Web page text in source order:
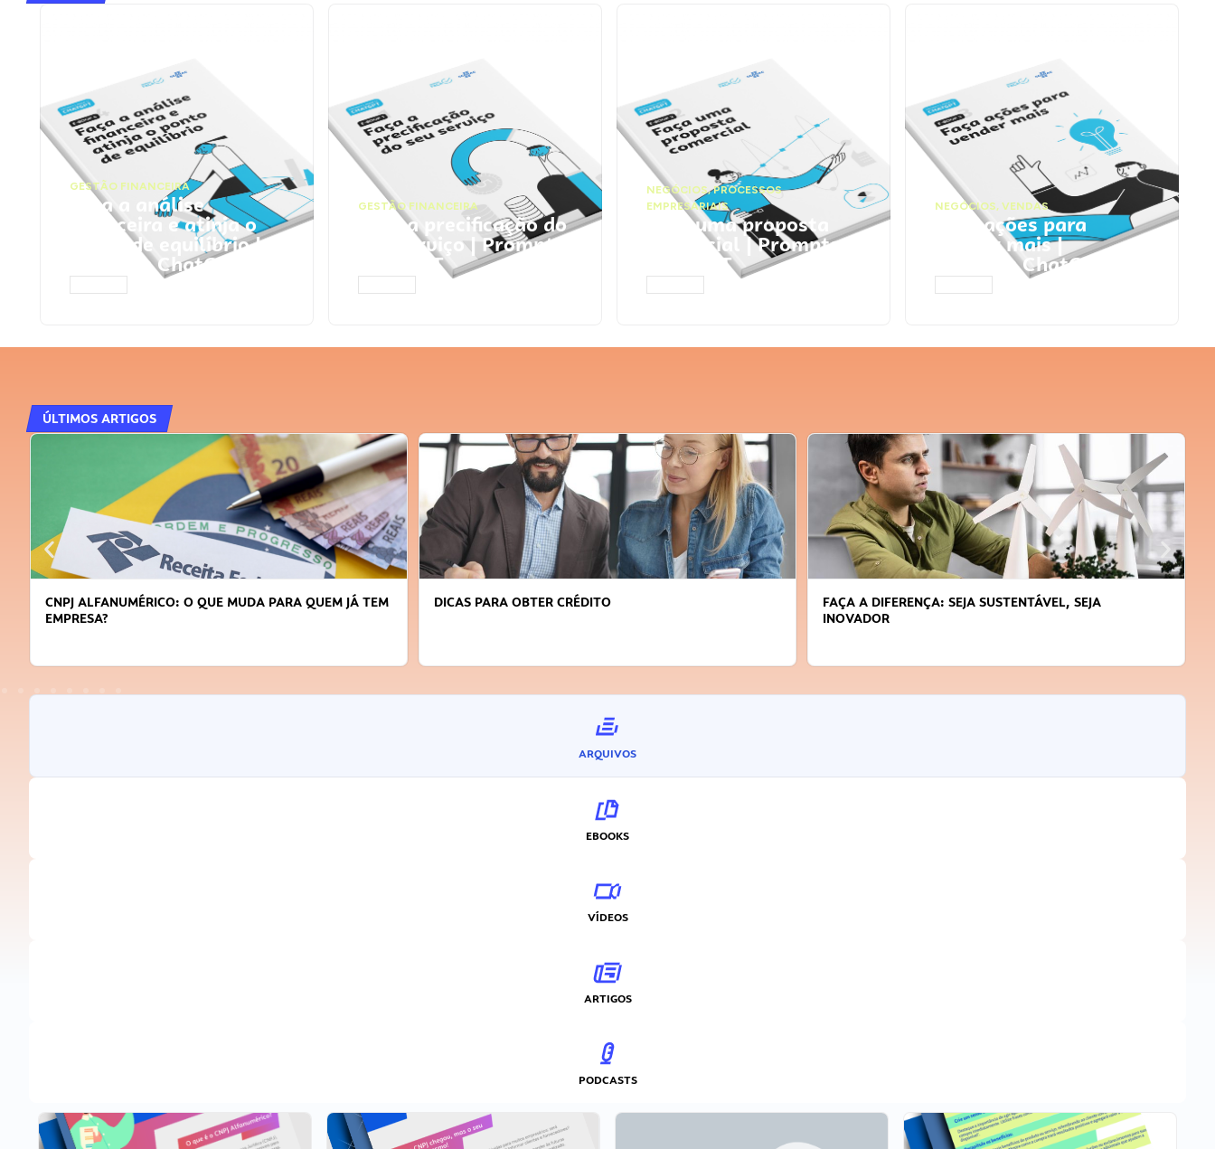
GESTÃO FINANCEIRA
Faça a análise
financeira e atinja o
ponto de equilíbrio |
Prompts ChatGPT
GESTÃO FINANCEIRA
Faça a precificação do
seu serviço | Prompts
ChatGPT
NEGÓCIOS,PROCESSOS
EMPRESARIAIS
Faça uma proposta
comercial | Prompts
ChatGPT
NEGÓCIOS, VENDAS
Faça ações para
vender mais |
Prompts ChatGPT
ÚLTIMOS ARTIGOS
CNPJ ALFANUMÉRICO: O QUE MUDA PARA QUEM JÁ TEM
EMPRESA?
DICAS PARA OBTER CRÉDITO
FAÇA A DIFERENÇA: SEJA SUSTENTÁVEL, SEJA
INOVADOR
ARQUIVOS
EBOOKS
VÍDEOS
ARTIGOS
PODCASTS